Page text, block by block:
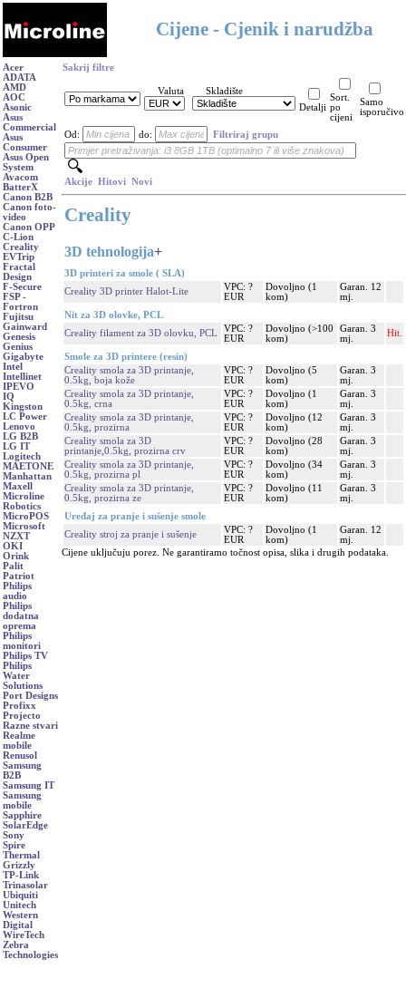
Cijene - Cjenik i narudžba
Acer
ADATA
AMD
AOC
Asonic
Asus
Commercial
Asus
Consumer
Asus Open
System
Avacom
BatterX
Canon B2B
Canon foto-
video
Canon OPP
C-Lion
Creality
EVTrip
Fractal
Design
F-Secure
FSP -
Fortron
Fujitsu
Gainward
Genesis
Genius
Gigabyte
Intel
Intellinet
IPEVO
IQ
Kingston
LC Power
Lenovo
LG B2B
LG IT
Logitech
MAETONE
Manhattan
Maxell
Microline
Robotics
MicroPOS
Microsoft
NZXT
OKI
Orink
Palit
Patriot
Philips
audio
Philips
dodatna
oprema
Philips
monitori
Philips TV
Philips
Water
Solutions
Port Designs
Profixx
Projecto
Razne stvari
Realme
mobile
Renusol
Samsung
B2B
Samsung IT
Samsung
mobile
Sapphire
SolarEdge
Sony
Spire
Thermal
Grizzly
TP-Link
Trinasolar
Ubiquiti
Unitech
Western
Digital
WireTech
Zebra
Technologies
Sakrij filtre
Valuta
Skladište
Detalji
Sort.
po
cijeni
Samo
isporučivo
Od: do: Filtriraj grupu
Akcije Hitovi Novi
Creality
3D tehnologija+
3D printeri za smole ( SLA)
Creality 3D printer Halot-Lite
VPC: ?
EUR
Dovoljno (1
kom)
Garan. 12
mj.
Nit za 3D olovke, PCL
Creality filament za 3D olovku, PCL
VPC: ?
EUR
Dovoljno (>100
kom)
Garan. 3
mj.
Hit.
Smole za 3D printere (resin)
Creality smola za 3D printanje,
0.5kg, boja kože
VPC: ?
EUR
Dovoljno (5
kom)
Garan. 3
mj.
Creality smola za 3D printanje,
0.5kg, crna
VPC: ?
EUR
Dovoljno (1
kom)
Garan. 3
mj.
Creality smola za 3D printanje,
0.5kg, prozirna
VPC: ?
EUR
Dovoljno (12
kom)
Garan. 3
mj.
Creality smola za 3D
printanje,0.5kg, prozirna crv
VPC: ?
EUR
Dovoljno (28
kom)
Garan. 3
mj.
Creality smola za 3D printanje,
0.5kg, prozirna pl
VPC: ?
EUR
Dovoljno (34
kom)
Garan. 3
mj.
Creality smola za 3D printanje,
0.5kg, prozirna ze
VPC: ?
EUR
Dovoljno (11
kom)
Garan. 3
mj.
Uređaj za pranje i sušenje smole
Creality stroj za pranje i sušenje
VPC: ?
EUR
Dovoljno (1
kom)
Garan. 12
mj.
Cijene uključuju porez. Ne garantiramo točnost opisa, slika i drugih podataka.